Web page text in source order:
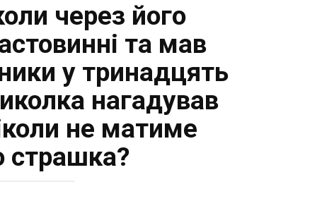
через його
та мав
у тринадцять
нагадував
не матиме
страшка?